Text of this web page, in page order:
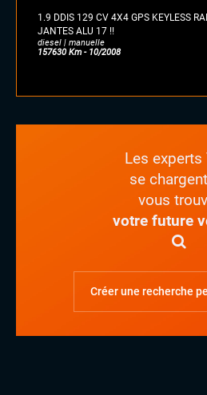
1.9 DDIS 129 CV 4X4 GPS KEYLESS
JANTES ALU 17 !!
diesel | manuelle
157630 Km - 10/2008
Les experts
se
vous
votre future
Créer une recherche